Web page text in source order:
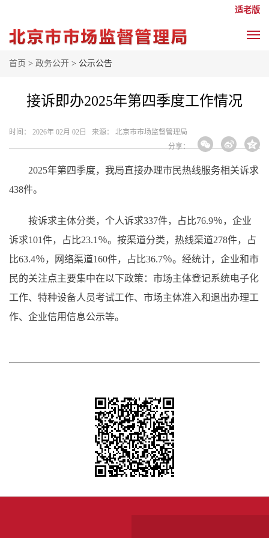
适老版
首页 > 政务公开 > 公示公告
接诉即办2025年第四季度工作情况
时间： 2026年 02月 02日 来源： 北京市市场监督管理局
分享：
2025年第四季度，我局直接办理市民热线服务相关诉求
438件。
按诉求主体分类，个人诉求337件，占比76.9％，企业
诉求101件，占比23.1％。按渠道分类，热线渠道278件，占
比63.4％，网络渠道160件，占比36.7％。经统计，企业和市
民的关注点主要集中在以下政策：市场主体登记系统电子化
工作、特种设备人员考试工作、市场主体准入和退出办理工
作、企业信用信息公示等。